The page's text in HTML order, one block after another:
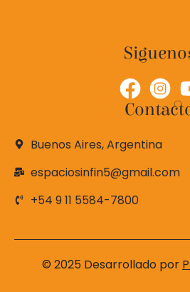
Buenos Aires, Argentina
espaciosinfin5@gmail.com
+54 9 11 5584-7800
© 2025 Desarrollado por